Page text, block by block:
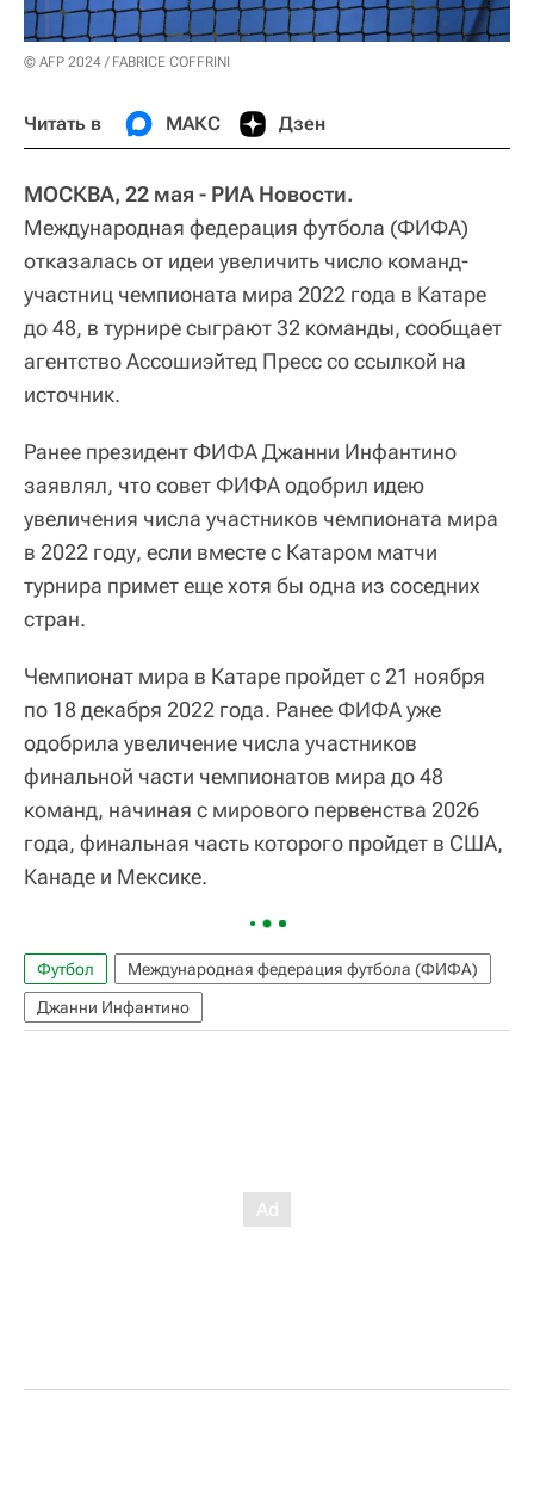
© AFP 2024 / FABRICE COFFRINI
Читать в МАКС Дзен
МОСКВА, 22 мая - РИА Новости.
Международная федерация футбола (ФИФА)
отказалась от идеи увеличить число команд-
участниц чемпионата мира 2022 года в Катаре
до 48, в турнире сыграют 32 команды, сообщает
агентство Ассошиэйтед Пресс со ссылкой на
источник.
Ранее президент ФИФА Джанни Инфантино
заявлял, что совет ФИФА одобрил идею
увеличения числа участников чемпионата мира
в 2022 году, если вместе с Катаром матчи
турнира примет еще хотя бы одна из соседних
стран.
Чемпионат мира в Катаре пройдет с 21 ноября
по 18 декабря 2022 года. Ранее ФИФА уже
одобрила увеличение числа участников
финальной части чемпионатов мира до 48
команд, начиная с мирового первенства 2026
года, финальная часть которого пройдет в США,
Канаде и Мексике.
Футбол
Международная федерация футбола (ФИФА)
Джанни Инфантино